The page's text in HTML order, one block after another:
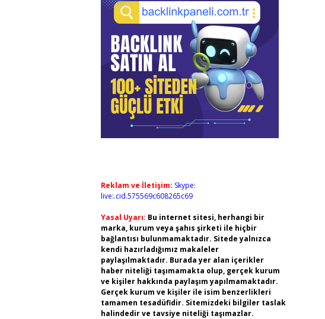
Reklam ve İletişim: Skype:
live:.cid.575569c608265c69
Yasal Uyarı: Bu internet sitesi, herhangi bir
marka, kurum veya şahıs şirketi ile hiçbir
bağlantısı bulunmamaktadır. Sitede yalnızca
kendi hazırladığımız makaleler
paylaşılmaktadır. Burada yer alan içerikler
haber niteliği taşımamakta olup, gerçek kurum
ve kişiler hakkında paylaşım yapılmamaktadır.
Gerçek kurum ve kişiler ile isim benzerlikleri
tamamen tesadüfidir. Sitemizdeki bilgiler taslak
halindedir ve tavsiye niteliği taşımazlar.